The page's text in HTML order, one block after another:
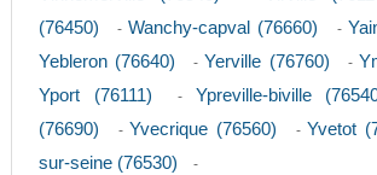
(76450)
-Wanchy-capval (76660) -
Yebleron (76640) - Yerville (76760) -
Yport (76111) - Ypreville-biville
(76690)
- Yvecrique (76560) - Yvetot
sur-seine (76530)
-